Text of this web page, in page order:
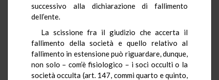
successivo alla dichiarazione di fallimento
dell’ente.
La scissione fra il giudizio che accerta il
fallimento della società e quello relativo al
fallimento in estensione può riguardare, dunque,
non solo – com’è fisiologico – i soci occulti o la
società occulta (art. 147, commi quarto e quinto,